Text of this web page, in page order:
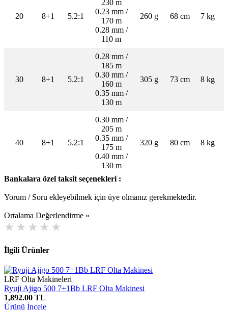
20 8+1 5.2:1
230 m
0.23 mm /
170 m
0.28 mm /
110 m
260 g 68 cm 7 kg
30 8+1 5.2:1
0.28 mm /
185 m
0.30 mm /
160 m
0.35 mm /
130 m
305 g 73 cm 8 kg
40 8+1 5.2:1
0.30 mm /
205 m
0.35 mm /
175 m
0.40 mm /
130 m
320 g 80 cm 8 kg
Bankalara özel taksit seçenekleri :
Yorum / Soru ekleyebilmek için üye olmanız gerekmektedir.
Ortalama Değerlendirme »
İlgili Ürünler
LRF Olta Makineleri
Ryuji Ajigo 500 7+1Bb LRF Olta Makinesi
1,892.00 TL
Ürünü İncele